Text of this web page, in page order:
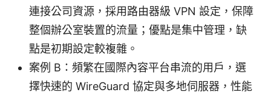
連接公司資源，採用路由器級 VPN 設定，保障
整個辦公室裝置的流量；優點是集中管理，缺
點是初期設定較複雜。
案例 B：頻繁在國際內容平台串流的用戶，選
擇快速的 WireGuard 協定與多地伺服器，性能